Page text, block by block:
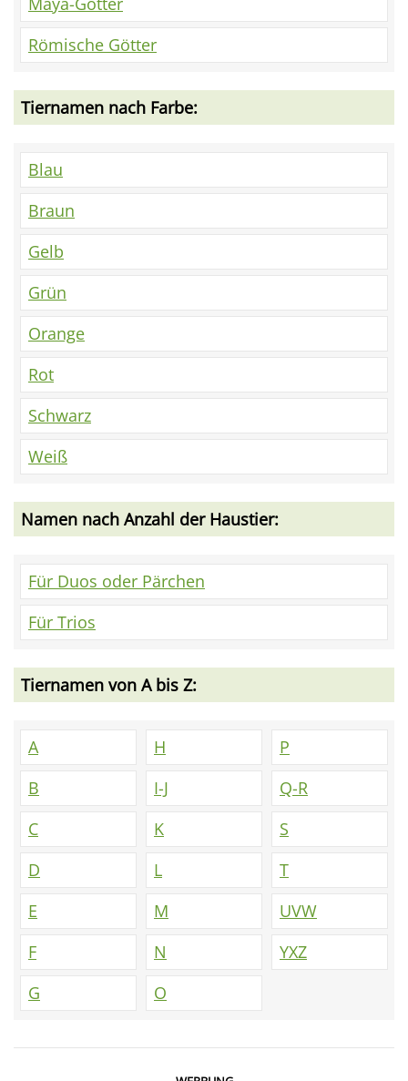
Römische Götter
Tiernamen nach Farbe:
Blau
Braun
Gelb
Grün
Orange
Rot
Schwarz
Weiß
Namen nach Anzahl der Haustier:
Für Duos oder Pärchen
Für Trios
Tiernamen von A bis Z:
A
B
C
D
E
F
G
H
I-J
K
L
M
N
O
P
Q-R
S
T
UVW
YXZ